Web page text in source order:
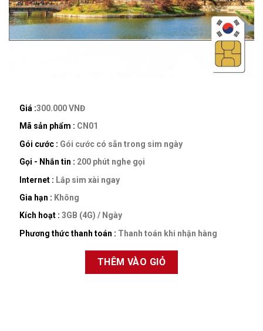
Giá :300.000 VNĐ
Mã sản phẩm : CN01
Gói cước : Gói cước có sẵn trong sim ngày
Gọi - Nhắn tin : 200 phút nghe gọi
Internet : Lắp sim xài ngay
Gia hạn : Không
Kích hoạt : 3GB (4G) / Ngày
Phương thức thanh toán : Thanh toán khi nhận hàng
THÊM VÀO GIỎ